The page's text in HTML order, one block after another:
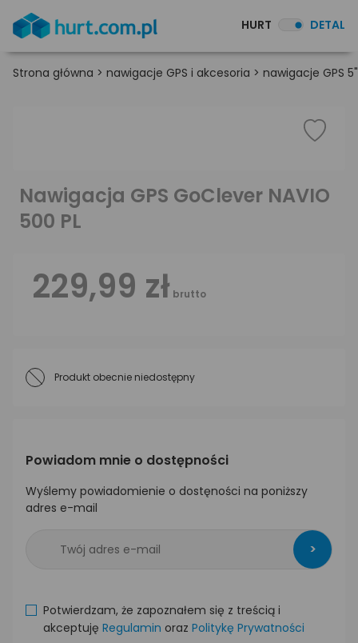
HURT DETAL
Strona główna > nawigacje GPS i akcesoria > nawigacje GPS 5"
Nawigacja GPS GoClever NAVIO
500 PL
229,99 zł brutto
Produkt obecnie niedostępny
Powiadom mnie o dostępności
Wyślemy powiadomienie o dostęności na poniższy
adres e-mail
>
Potwierdzam, że zapoznałem się z treścią i
akceptuję Regulamin oraz Politykę Prywatności